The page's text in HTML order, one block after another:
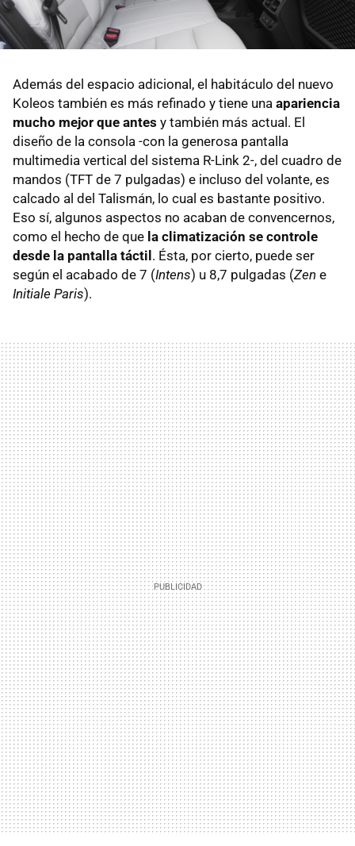
Además del espacio adicional, el habitáculo del nuevo
Koleos también es más refinado y tiene una apariencia
mucho mejor que antes y también más actual. El
diseño de la consola -con la generosa pantalla
multimedia vertical del sistema R-Link 2-, del cuadro de
mandos (TFT de 7 pulgadas) e incluso del volante, es
calcado al del Talismán, lo cual es bastante positivo.
Eso sí, algunos aspectos no acaban de convencernos,
como el hecho de que la climatización se controle
desde la pantalla táctil. Ésta, por cierto, puede ser
según el acabado de 7 (Intens) u 8,7 pulgadas (Zen e
Initiale Paris).